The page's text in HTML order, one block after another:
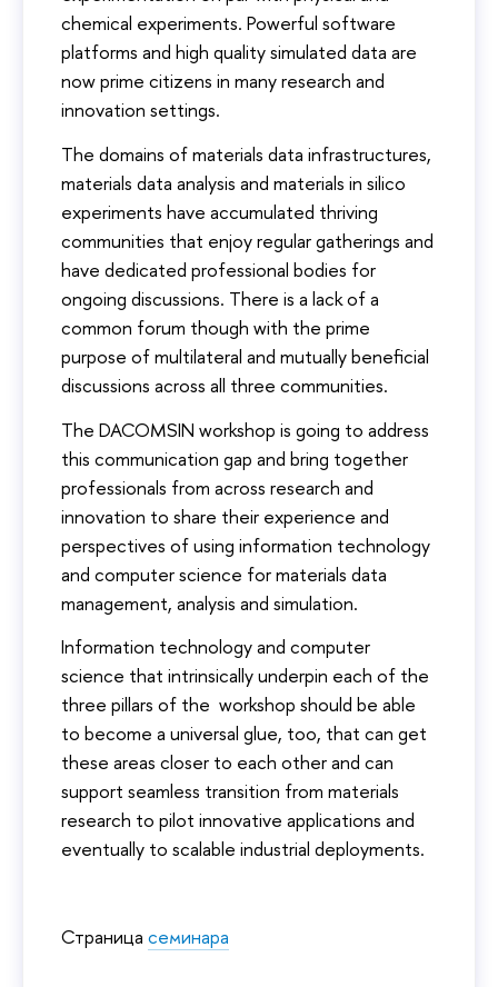
chemical experiments. Powerful software
platforms and high quality simulated data are
now prime citizens in many research and
innovation settings.
The domains of materials data infrastructures,
materials data analysis and materials in silico
experiments have accumulated thriving
communities that enjoy regular gatherings and
have dedicated professional bodies for
ongoing discussions. There is a lack of a
common forum though with the prime
purpose of multilateral and mutually beneficial
discussions across all three communities.
The DACOMSIN workshop is going to address
this communication gap and bring together
professionals from across research and
innovation to share their experience and
perspectives of using information technology
and computer science for materials data
management, analysis and simulation.
Information technology and computer
science that intrinsically underpin each of the
three pillars of the workshop should be able
to become a universal glue, too, that can get
these areas closer to each other and can
support seamless transition from materials
research to pilot innovative applications and
eventually to scalable industrial deployments.
Страница семинара